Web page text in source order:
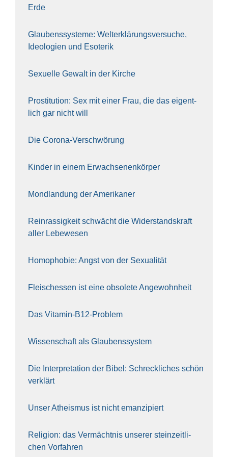
Erde
Glau­bens­sys­te­me: Welt­erklä­rungs­ver­su­che,
Ideo­lo­gien und Eso­te­rik
Sexu­el­le Gewalt in der Kir­che
Pro­sti­tu­ti­on: Sex mit einer Frau, die das eigent­
lich gar nicht will
Die Coro­na-Ver­schwö­rung
Kin­der in einem Erwach­se­nen­kör­per
Mond­lan­dung der Ame­ri­ka­ner
Rein­ras­sig­keit schwächt die Wider­stands­kraft
aller Lebe­we­sen
Homo­pho­bie: Angst von der Sexua­li­tät
Fleisch­essen ist eine obso­le­te An‍ge‍wohn‍heit
Das Vit­amin-B12-Pro­blem
Wis­sen­schaft als Glau­bens­sys­tem
Die Inter­pre­ta­ti­on der Bibel: Schreck­li­ches schön
ver­klärt
Unser Athe­is­mus ist nicht eman­zi­piert
Reli­gi­on: das Ver­mächt­nis unse­rer stein­zeit­li­
chen Vor­fah­ren